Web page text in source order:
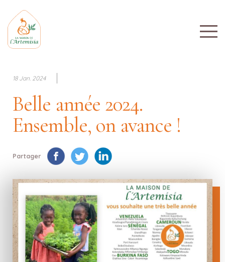
18 Jan. 2024
Belle année 2024.
Ensemble, on avance !
Partager